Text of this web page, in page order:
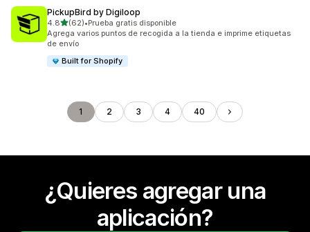
PickupBird by Digiloop
4.8de 5 estrellas
(62)
62 reseñas en total
•Prueba gratis disponible
Agrega varios puntos de recogida a la tienda e imprime etiquetas
de envío
Built for Shopify
1 2 3 4 40
¿Quieres agregar una
aplicación?